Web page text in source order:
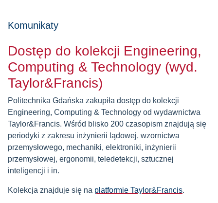
Komunikaty
Dostęp do kolekcji Engineering,
Computing & Technology (wyd.
Taylor&Francis)
Politechnika Gdańska zakupiła dostęp do kolekcji
Engineering, Computing & Technology od wydawnictwa
Taylor&Francis. Wśród blisko 200 czasopism znajdują się
periodyki z zakresu inżynierii lądowej, wzornictwa
przemysłowego, mechaniki, elektroniki, inżynierii
przemysłowej, ergonomii, teledetekcji, sztucznej
inteligencji i in.
Kolekcja znajduje się na platformie Taylor&Francis.